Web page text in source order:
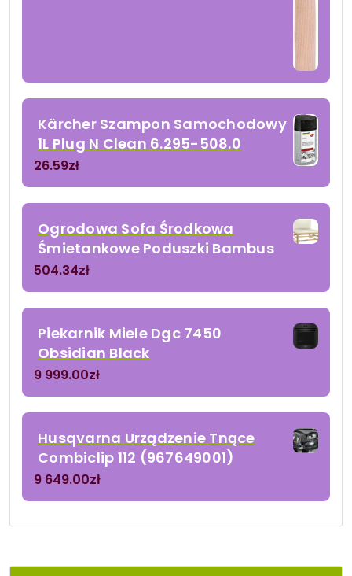
Kärcher Szampon Samochodowy
1L Plug N Clean 6.295-508.0
26.59zł
Ogrodowa Sofa Środkowa
Śmietankowe Poduszki Bambus
504.34zł
Piekarnik Miele Dgc 7450
Obsidian Black
9 999.00zł
Husqvarna Urządzenie Tnące
Combiclip 112 (967649001)
9 649.00zł